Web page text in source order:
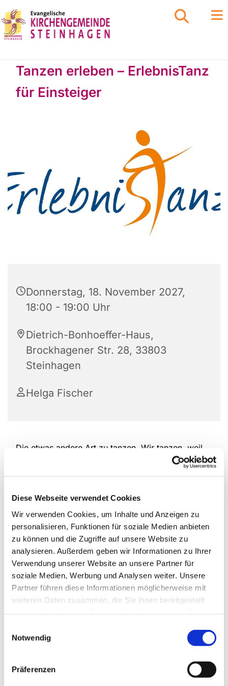
Diese Webseite verwendet Cookies
Wir verwenden Cookies, um Inhalte und Anzeigen zu
personalisieren, Funktionen für soziale Medien anbieten
zu können und die Zugriffe auf unsere Website zu
analysieren. Außerdem geben wir Informationen zu Ihrer
Verwendung unserer Website an unsere Partner für
soziale Medien, Werbung und Analysen weiter. Unsere
Partner führen diese Informationen möglicherweise mit
weiteren Daten zusammen, die Sie ihnen bereitgestellt
Notwendig
Präferenzen
Tanzen erleben – ErlebnisTanz
für Einsteiger
Donnerstag, 18. November 2027,
18:00 - 19:00 Uhr
Dietrich-Bonhoeffer-Haus,
Brockhagener Str. 28, 33803
Steinhagen
Helga Fischer
Die etwas andere Art zu tanzen. Wir tanzen, weil
es uns Freude macht, unserer Gesundheit gut tut
abwechslungsreiche Tänze, die uns fordern und
fördern.
Wenden Sie sich für die Donnerstagstermine bitte
an Frau Helga Fischer Tel.: 7731
ww.erlebnis-tanz.de